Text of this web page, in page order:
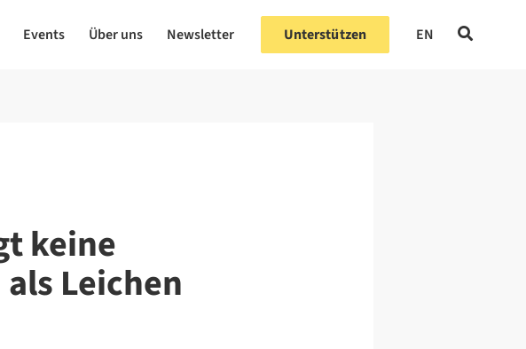
Events Über uns Newsletter Unterstützen EN
keine
Leichen